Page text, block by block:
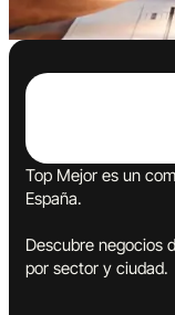
Top Mejor es un
España.
Descubre negocios
por sector y ciudad.